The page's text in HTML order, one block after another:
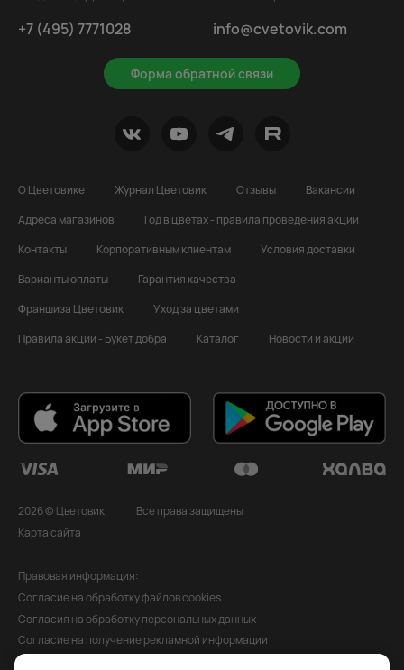
+7 (495) 7771028
Форма обратной связи
info@cvetovik.com
О Цветовике Журнал Цветовик Отзывы
Вакансии
Адреса магазинов
Год в цветах - правила проведения акции
Контакты
Корпоративным клиентам
Условия доставки
Варианты оплаты
Гарантия качества
Франшиза Цветовик
Уход за цветами
Правила акции - Букет добра
Каталог Новости и акции
2026 © Цветовик
Все права защищены
Карта сайта
Правовая информация:
Согласие на обработку файлов cookies
Согласия на обработку персональных данных
Согласие на получение рекламной информации
Политика обработки персональных данных